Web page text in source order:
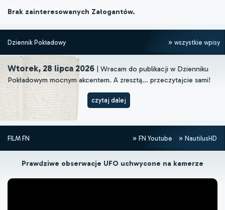
Brak zainteresowanych Załogantów.
Dziennik Pokładowy wszystkie wpisy
Wtorek, 28 lipca 2026 | Wracam do publikacji w Dzienniku
Pokładowym mocnym akcentem. A zresztą... przeczytajcie sami!
czytaj dalej
FILM FN FN Youtube NautilusHD
Prawdziwe obserwacje UFO uchwycone na kamerze